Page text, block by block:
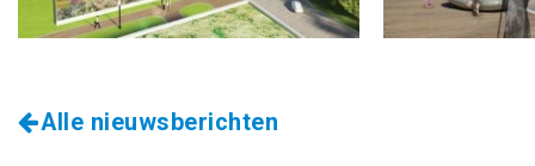
Alle nieuwsberichten